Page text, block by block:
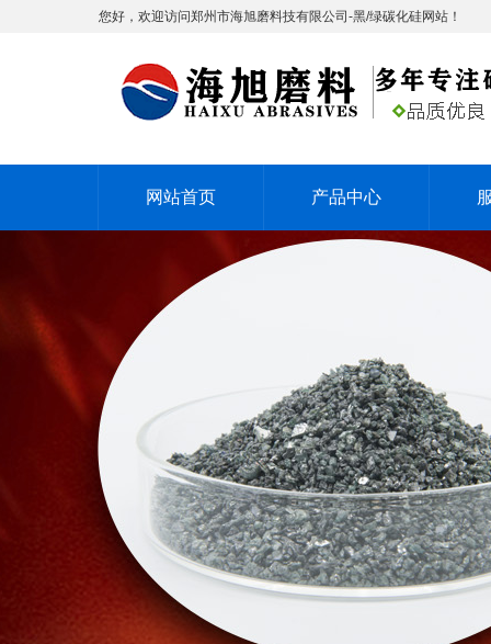
您好，欢迎访问郑州市海旭磨料技有限公司-黑/绿碳化硅网站！
网站首页 产品中心